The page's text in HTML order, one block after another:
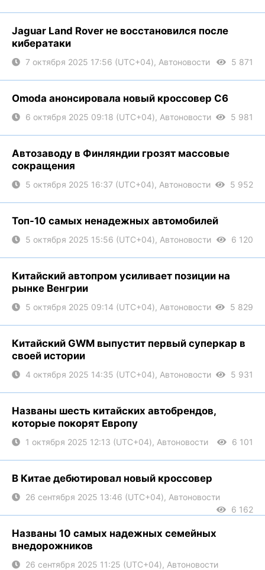
Jaguar Land Rover не восстановился после
кибератаки
7 октября 2025 17:56 (UTC+04), Автоновости 5 871
Omoda анонсировала новый кроссовер С6
6 октября 2025 09:18 (UTC+04), Автоновости 5 981
Автозаводу в Финляндии грозят массовые
сокращения
5 октября 2025 16:37 (UTC+04), Автоновости 5 952
Топ-10 самых ненадежных автомобилей
5 октября 2025 15:56 (UTC+04), Автоновости 6 120
Китайский автопром усиливает позиции на
рынке Венгрии
5 октября 2025 09:14 (UTC+04), Автоновости 5 829
Китайский GWM выпустит первый суперкар в
своей истории
4 октября 2025 14:35 (UTC+04), Автоновости 5 931
Названы шесть китайских автобрендов,
которые покорят Европу
1 октября 2025 12:13 (UTC+04), Автоновости 6 101
В Китае дебютировал новый кроссовер
26 сентября 2025 13:46 (UTC+04), Автоновости
6 162
Названы 10 самых надежных семейных
внедорожников
26 сентября 2025 11:25 (UTC+04), Автоновости